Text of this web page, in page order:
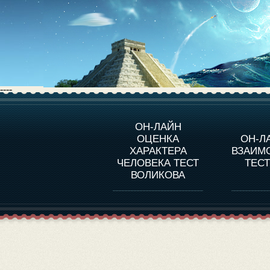
----
ОН-ЛАЙН
ОЦЕНКА
ХАРАКТЕРА
ЧЕЛОВЕКА ТЕСТ
ВОЛИКОВА
ОН-
О ПРОГРАММЕ
ОЦЕНКА ХАРАКТЕРA
ЧЕЛОВЕКА
ОЦЕНКА ХАРАКТЕРА
ВЫДАЮЩИХСЯ
ЛИЧНОСТЕЙ